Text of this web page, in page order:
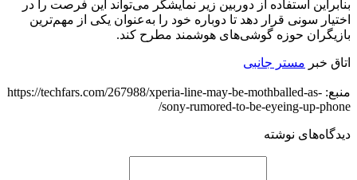
بنابراین استفاده از دوربین زیر نمایشگر می‌تواند این فرصت را در
اختیار سونی قرار دهد تا دوباره خود را به‌عنوان یکی از مهم‌ترین
بازیگران حوزه گوشی‌های هوشمند مطرح کند.
اتاق خبر مستر جانبی
منبع: https://techfars.com/267988/xperia-line-may-be-mothballed-as-
sony-rumored-to-be-eyeing-up-phone/
دیدگاه‌های نوشته